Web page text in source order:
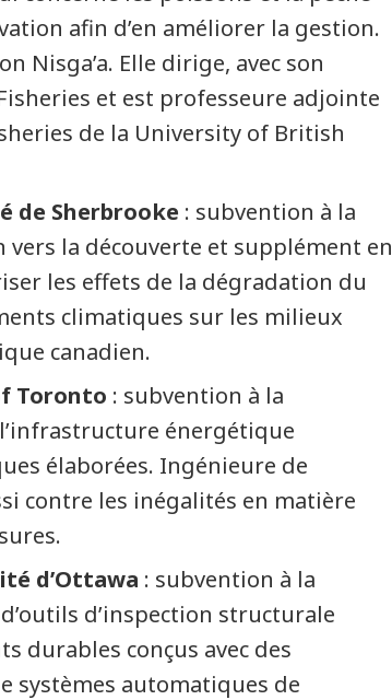
afin d’en améliorer la gestion.
Nisga’a. Elle dirige, avec son
et est professeure adjointe
de la University of British
de Sherbrooke : subvention à la
la découverte et supplément en
les effets de la dégradation du
climatiques sur les milieux
canadien.
Toronto : subvention à la
énergétique
élaborées. Ingénieure de
contre les inégalités en matière
d’Ottawa : subvention à la
d’inspection structurale
durables conçus avec des
systèmes automatiques de